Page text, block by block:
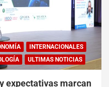
INTERNACIONALES
ULTIMAS NOTICIAS
expectativas marcan